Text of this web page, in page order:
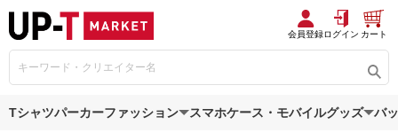
会員登録ログイン カート
Tシャツパーカーファッション スマホケース・モバイルグッズ バ